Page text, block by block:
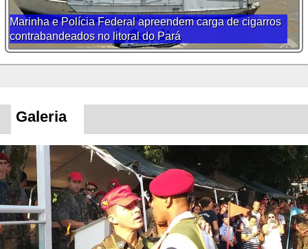
Marinha e Polícia Federal apreendem carga de cigarros
contrabandeados no litoral do Pará
Galeria